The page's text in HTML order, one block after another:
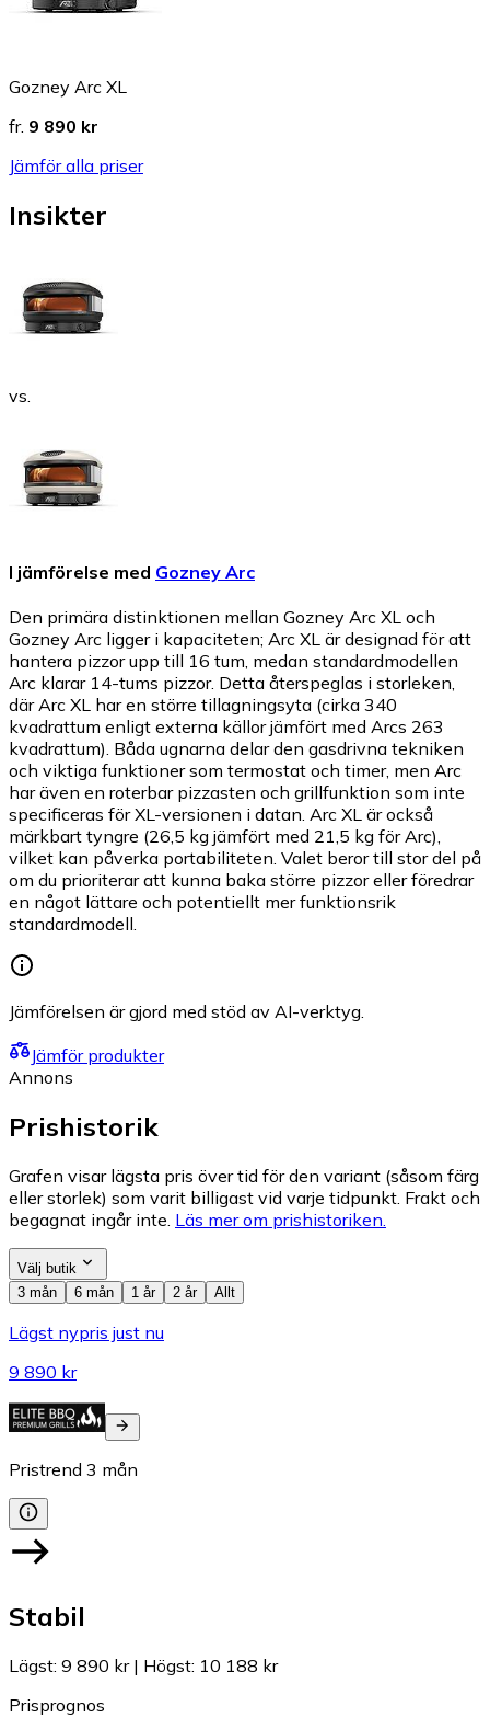
Gozney Arc XL
fr. 9 890 kr
Jämför alla priser
Insikter
vs.
I jämförelse med Gozney Arc
Den primära distinktionen mellan Gozney Arc XL och
Gozney Arc ligger i kapaciteten; Arc XL är designad för att
hantera pizzor upp till 16 tum, medan standardmodellen
Arc klarar 14-tums pizzor. Detta återspeglas i storleken,
där Arc XL har en större tillagningsyta (cirka 340
kvadrattum enligt externa källor jämfört med Arcs 263
kvadrattum). Båda ugnarna delar den gasdrivna tekniken
och viktiga funktioner som termostat och timer, men Arc
har även en roterbar pizzasten och grillfunktion som inte
specificeras för XL-versionen i datan. Arc XL är också
märkbart tyngre (26,5 kg jämfört med 21,5 kg för Arc),
vilket kan påverka portabiliteten. Valet beror till stor del på
om du prioriterar att kunna baka större pizzor eller föredrar
en något lättare och potentiellt mer funktionsrik
standardmodell.
Jämförelsen är gjord med stöd av AI-verktyg.
Jämför produkter
Annons
Prishistorik
Grafen visar lägsta pris över tid för den variant (såsom färg
eller storlek) som varit billigast vid varje tidpunkt. Frakt och
begagnat ingår inte. Läs mer om prishistoriken.
Välj butik
3 mån
6 mån 1 år 2 år Allt
Lägst nypris just nu
9 890 kr
Pristrend 3 mån
Stabil
Lägst: 9 890 kr| Högst: 10 188 kr
Prisprognos